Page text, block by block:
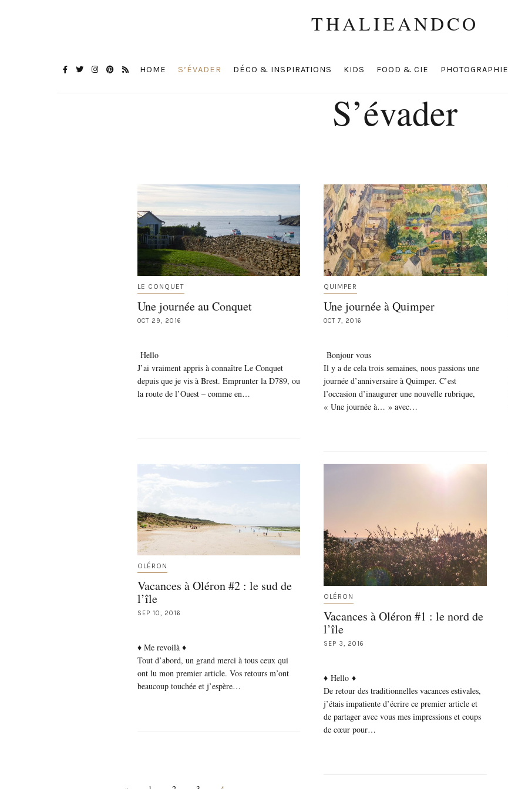
THALIEANDCO
HOME S’ÉVADER DÉCO & INSPIRATIONS KIDS FOOD & CIE PHOTOGRAPHIE
S’évader
LE CONQUET
Une journée au Conquet
OCT 29, 2016
Hello
J’ai vraiment appris à connaître Le Conquet
depuis que je vis à Brest. Emprunter la D789, ou
la route de l’Ouest – comme en…
QUIMPER
Une journée à Quimper
OCT 7, 2016
Bonjour vous
Il y a de cela trois semaines, nous passions une
journée d’anniversaire à Quimper. C’est
l’occasion d’inaugurer une nouvelle rubrique,
« Une journée à… » avec…
OLÉRON
Vacances à Oléron #2 : le sud de
l’île
SEP 10, 2016
♦ Me revoilà ♦
Tout d’abord, un grand merci à tous ceux qui
ont lu mon premier article. Vos retours m’ont
beaucoup touchée et j’espère…
OLÉRON
Vacances à Oléron #1 : le nord de
l’île
SEP 3, 2016
♦ Hello ♦
De retour des traditionnelles vacances estivales,
j’étais impatiente d’écrire ce premier article et
de partager avec vous mes impressions et coups
de cœur pour…